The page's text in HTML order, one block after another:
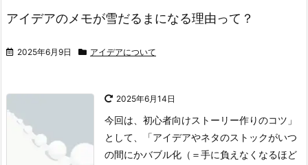
アイデアのメモが雪だるまになる理由って？
2025年6月9日 アイデアについて
2025年6月14日
今回は、初心者向けストーリー作りのコツ」
として、「アイデアやネタのストックがいつ
の間にかバブル化（＝手に負えなくなるほど